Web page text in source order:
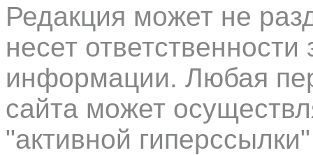
Редакция может не
несет
информации. Любая
сайта может
"активной